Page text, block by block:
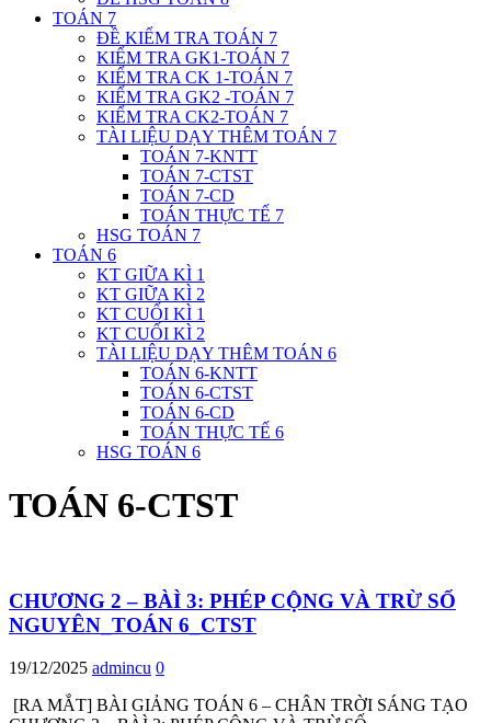
TOÁN 7
ĐỀ KIỂM TRA TOÁN 7
KIỂM TRA GK1-TOÁN 7
KIỂM TRA CK 1-TOÁN 7
KIỂM TRA GK2 -TOÁN 7
KIỂM TRA CK2-TOÁN 7
TÀI LIỆU DẠY THÊM TOÁN 7
TOÁN 7-KNTT
TOÁN 7-CTST
TOÁN 7-CD
TOÁN THỰC TẾ 7
HSG TOÁN 7
TOÁN 6
KT GIỮA KÌ 1
KT GIỮA KÌ 2
KT CUỐI KÌ 1
KT CUỐI KÌ 2
TÀI LIỆU DẠY THÊM TOÁN 6
TOÁN 6-KNTT
TOÁN 6-CTST
TOÁN 6-CD
TOÁN THỰC TẾ 6
HSG TOÁN 6
TOÁN 6-CTST
CHƯƠNG 2 – BÀÌ 3: PHÉP CỘNG VÀ TRỪ SỐ
NGUYÊN_TOÁN 6_CTST
19/12/2025 admincu 0
[RA MẮT] BÀI GIẢNG TOÁN 6 – CHÂN TRỜI SÁNG TẠO